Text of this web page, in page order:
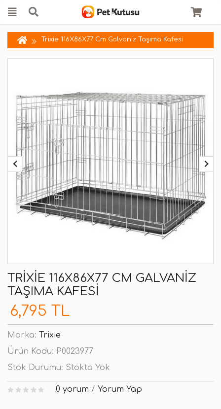
Trixie 116X86X77 Cm Galvaniz Taşıma Kafesi
TRIXIE 116X86X77 CM GALVANIZ
TAŞIMA KAFESI
6,795 TL
Marka: Trixie
Ürün Kodu: P0023977
Stok Durumu: Stokta Yok
0 yorum / Yorum Yap